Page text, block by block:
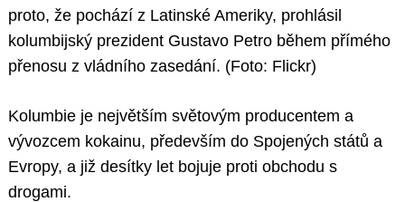
proto, že pochází z Latinské Ameriky, prohlásil
kolumbijský prezident Gustavo Petro během přímého
přenosu z vládního zasedání. (Foto: Flickr)
Kolumbie je největším světovým producentem a
vývozcem kokainu, především do Spojených států a
Evropy, a již desítky let bojuje proti obchodu s
drogami.